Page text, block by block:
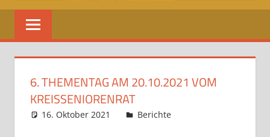
SENIORENRAT
OBERES
ENZTAL
Ihr
Ansprechpartner
Bad
Enzklösterle
Höfen
6. THEMENTAG AM 20.10.2021 VOM
KREISSENIORENRAT
16. Oktober 2021 kaemmievision
Berichte